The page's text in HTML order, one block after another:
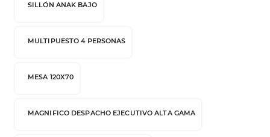
SILLÓN ANAK BAJO
MULTIPUESTO 4 PERSONAS
MESA 120X70
MAGNIFICO DESPACHO EJECUTIVO ALTA GAMA